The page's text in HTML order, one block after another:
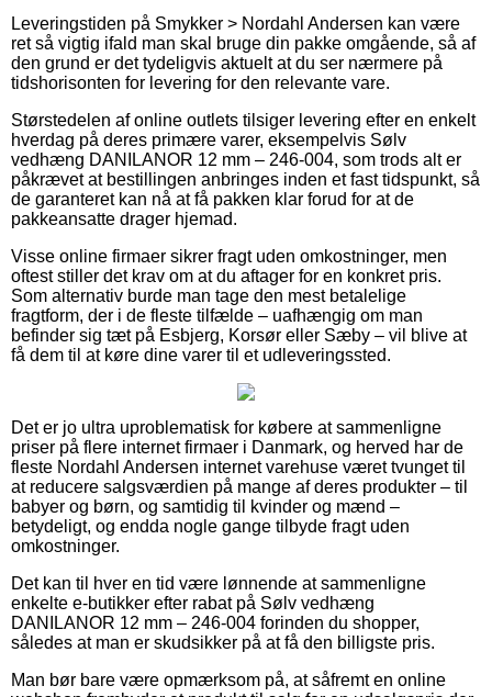
Leveringstiden på Smykker > Nordahl Andersen kan være
ret så vigtig ifald man skal bruge din pakke omgående, så af
den grund er det tydeligvis aktuelt at du ser nærmere på
tidshorisonten for levering for den relevante vare.
Størstedelen af online outlets tilsiger levering efter en enkelt
hverdag på deres primære varer, eksempelvis Sølv
vedhæng DANILANOR 12 mm – 246-004, som trods alt er
påkrævet at bestillingen anbringes inden et fast tidspunkt, så
de garanteret kan nå at få pakken klar forud for at de
pakkeansatte drager hjemad.
Visse online firmaer sikrer fragt uden omkostninger, men
oftest stiller det krav om at du aftager for en konkret pris.
Som alternativ burde man tage den mest betalelige
fragtform, der i de fleste tilfælde – uafhængig om man
befinder sig tæt på Esbjerg, Korsør eller Sæby – vil blive at
få dem til at køre dine varer til et udleveringssted.
Det er jo ultra uproblematisk for købere at sammenligne
priser på flere internet firmaer i Danmark, og herved har de
fleste Nordahl Andersen internet varehuse været tvunget til
at reducere salgsværdien på mange af deres produkter – til
babyer og børn, og samtidig til kvinder og mænd –
betydeligt, og endda nogle gange tilbyde fragt uden
omkostninger.
Det kan til hver en tid være lønnende at sammenligne
enkelte e-butikker efter rabat på Sølv vedhæng
DANILANOR 12 mm – 246-004 forinden du shopper,
således at man er skudsikker på at få den billigste pris.
Man bør bare være opmærksom på, at såfremt en online